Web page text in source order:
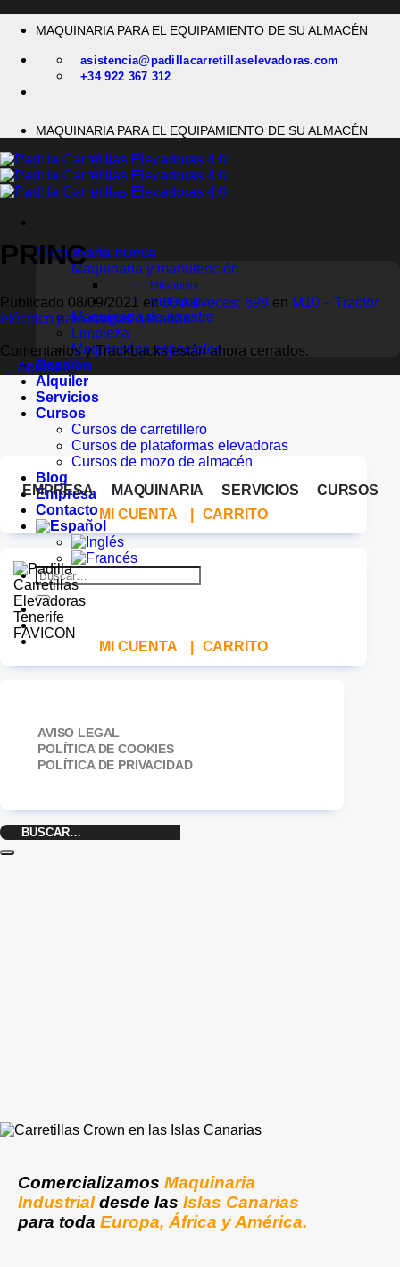
MAQUINARIA PARA EL EQUIPAMIENTO DE SU ALMACÉN
asistencia@padillacarretillaselevadoras.com
+34 922 367 312
MAQUINARIA PARA EL EQUIPAMIENTO DE SU ALMACÉN
Maquinaria nueva
Maquinaria y manutención
Mitsubishi
MB Forklift
Maquinaria de arrastre
Limpieza
Maquinarias especiales
Ocasión
Alquiler
Servicios
Cursos
Cursos de carretillero
Cursos de plataformas elevadoras
Cursos de mozo de almacén
Blog
Empresa
Contacto
Buscar
por:
PRINC
Publicado 08/09/2021en800 &veces; 698 en M10 – Tractor
eléctrico para cargas pesadas
Comentarios y Trackbacks están ahora cerrados.
← Anterior
EMPRESA MAQUINARIA SERVICIOS
CURSOS
MI CUENTA
CARRITO
MI CUENTA CARRITO
AVISO LEGAL
POLÍTICA DE COOKIES
POLÍTICA DE PRIVACIDAD
Buscar
por:
Comercializamos Maquinaria
Industrialdesde las Islas Canarias
para toda Europa, África y América.